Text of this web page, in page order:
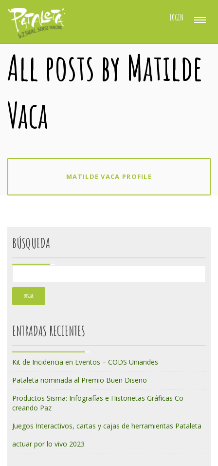
LOGIN
All posts by Matilde
Vaca
MATILDE VACA PROFILE
BÚSQUEDA
ENTRADAS RECIENTES
Kit de Incidencia en Eventos – CODS Uniandes
Pataleta nominada al Premio Buen Diseño
Productos Sisma: Infografías e Historietas Gráficas Co-
creando Paz
Juegos Interactivos, cartas y cajas de herramientas Pataleta
actuar por lo vivo 2023